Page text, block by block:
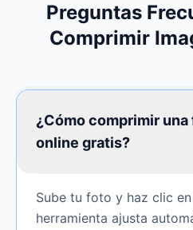
Preguntas
Comprimir
¿Cómo comprimir una
online gratis?
Sube tu foto y haz clic
herramienta ajusta